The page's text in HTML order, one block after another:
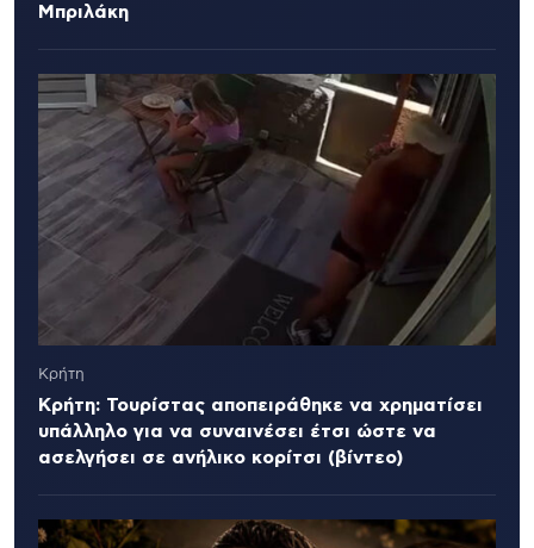
Μπριλάκη
Κρήτη
Κρήτη: Τουρίστας αποπειράθηκε να χρηματίσει
υπάλληλο για να συναινέσει έτσι ώστε να
ασελγήσει σε ανήλικο κορίτσι (βίντεο)